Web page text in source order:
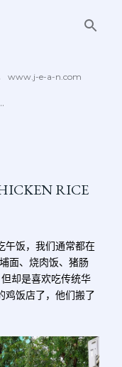
。 www.j-e-a-n.com
RICE
午饭，我们通常都在
面、烧肉饭、猪肠
却是喜欢吃传统华
鸡饭店了，他们搬了